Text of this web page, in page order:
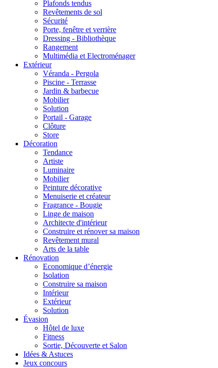
Plafonds tendus
Revêtements de sol
Sécurité
Porte, fenêtre et verrière
Dressing - Bibliothèque
Rangement
Multimédia et Electroménager
Extérieur
Véranda - Pergola
Piscine - Terrasse
Jardin & barbecue
Mobilier
Solution
Portail - Garage
Clôture
Store
Décoration
Tendance
Artiste
Luminaire
Mobilier
Peinture décorative
Menuiserie et créateur
Fragrance - Bougie
Linge de maison
Architecte d'intérieur
Construire et rénover sa maison
Revêtement mural
Arts de la table
Rénovation
Economique d’énergie
Isolation
Construire sa maison
Intérieur
Extérieur
Solution
Évasion
Hôtel de luxe
Fitness
Sortie, Découverte et Salon
Idées & Astuces
Jeux concours